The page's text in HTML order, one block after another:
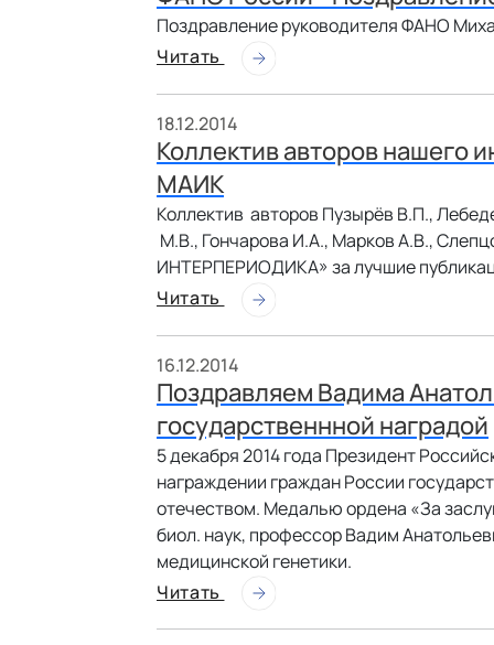
Поздравление руководителя ФАНО
Читать
18.12.2014
Коллектив авторов нашего
МАИК
Коллектив авторов Пузырёв В.П.,
М.В., Гончарова И.А., Марков А.В.,
ИНТЕРПЕРИОДИКА» за лучшие
Читать
16.12.2014
Поздравляем Вадима
государственнной наградой
5 декабря 2014 года Президент
награждении граждан России
отечеством. Медалью ордена «За
биол. наук, профессор Вадим
медицинской генетики.
Читать